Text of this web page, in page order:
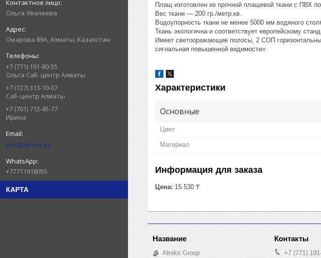
Ольга Увалеева
Омарова 89А, Алматы, Казахстан
+7 (771) 191-80-55
Ольга Call- центр Алматы
+7 (727) 313-10-07
Call- центр Алматы
+7 (701) 712-45-77
Ирина
info@alroks.kz
+77711918055
КАРТА
Плащ изготовлен из прочной плащевой ткани с ПВХ
Вес ткани — 200 гр./метр.кв.
Водоупорность ткани не менее 5000 мм водяного
Ткань экологична и соответствует европейскому
Имеет светооражающие полосы, 2 СОП
сигнальная повышенной видимости»
Характеристики
Основные
Цвет
Материал
Информация для заказа
Цена: 15 530 ₸
Alroks Group
+7 (771)